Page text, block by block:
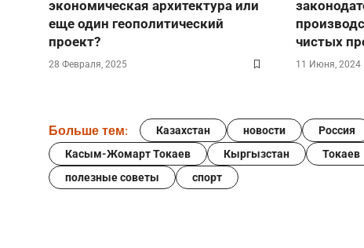
экономическая архитектура или
еще один геополитический
проект?
28 Февраля, 2025
чистых
11 Июня, 2024
Больше тем: Казахстан новости Россия
Касым-Жомарт Токаев
Кыргызстан Токаев
полезные советы
спорт